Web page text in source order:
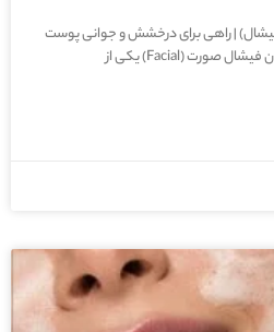
| راهی برای درخشش و جوانی پوست
پاکسازی پوست با دستگاه یا همان فیشال صورت (Facial) یکی از